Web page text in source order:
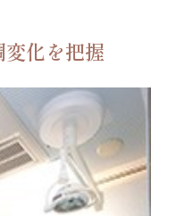
化を把握